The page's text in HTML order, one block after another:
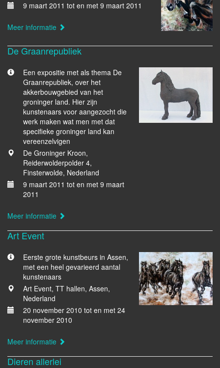
9 maart 2011 tot en met 9 maart 2011
Meer informatie
De Graanrepubliek
Een expositie met als thema De
Graanrepubliek, over het
akkerbouwgebied van het
groninger land. Hier zijn
kunstenaars voor aangezocht die
werk maken wat men met dat
specifieke groninger land kan
vereenzelvigen
De Groninger Kroon,
Reiderwolderpolder 4,
Finsterwolde, Nederland
9 maart 2011 tot en met 9 maart
2011
Meer informatie
Art Event
Eerste grote kunstbeurs in Assen,
met een heel gevarieerd aantal
kunstenaars
Art Event, TT hallen, Assen,
Nederland
20 november 2010 tot en met 24
november 2010
Meer informatie
Dieren allerlei